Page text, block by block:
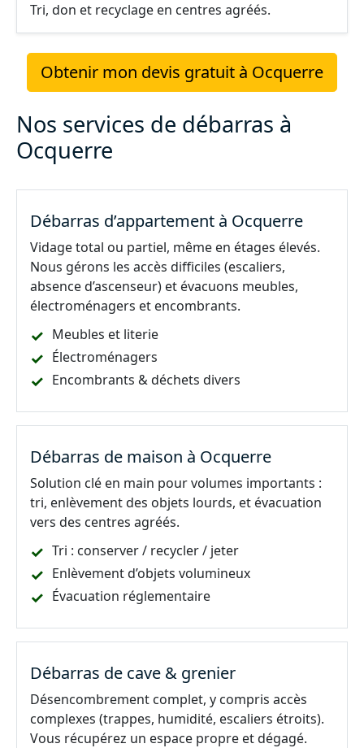
Tri, don et recyclage en centres agréés.
Obtenir mon devis gratuit à Ocquerre
Nos services de débarras à
Ocquerre
Débarras d’appartement à Ocquerre
Vidage total ou partiel, même en étages élevés.
Nous gérons les accès difficiles (escaliers,
absence d’ascenseur) et évacuons meubles,
électroménagers et encombrants.
Meubles et literie
Électroménagers
Encombrants & déchets divers
Débarras de maison à Ocquerre
Solution clé en main pour volumes importants :
tri, enlèvement des objets lourds, et évacuation
vers des centres agréés.
Tri : conserver / recycler / jeter
Enlèvement d’objets volumineux
Évacuation réglementaire
Débarras de cave & grenier
Désencombrement complet, y compris accès
complexes (trappes, humidité, escaliers étroits).
Vous récupérez un espace propre et dégagé.